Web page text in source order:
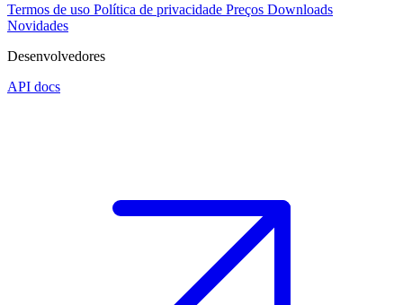
Termos de uso Política de privacidade Preços Downloads
Novidades
Desenvolvedores
API docs